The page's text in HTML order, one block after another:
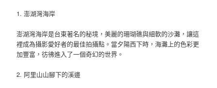
1. 澎湖灣海岸
澎湖灣海岸是台東著名的秘境，美麗的珊瑚礁與細軟的沙灘，讓這
裡成為攝影愛好者的最佳拍攝點。當夕陽西下時，海灘上的色彩更
加豐富，彷彿進入了一個奇幻的世界。
2. 阿里山山腳下的溪邊